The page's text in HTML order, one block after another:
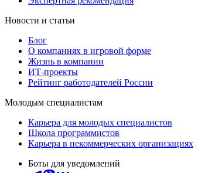
Новости и статьи
Блог
О компаниях в игровой форме
Жизнь в компании
ИТ-проекты
Рейтинг работодателей России
Молодым специалистам
Карьера для молодых специалистов
Школа программистов
Карьера в некоммерческих организациях
Боты для уведомлений